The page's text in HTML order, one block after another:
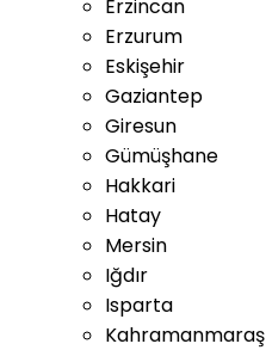
Erzincan
Erzurum
Eskişehir
Gaziantep
Giresun
Gümüşhane
Hakkari
Hatay
Mersin
Iğdır
Isparta
Kahramanmaraş